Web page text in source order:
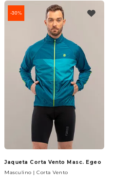
30%
Jaqueta Corta Vento Masc. Egeo
Masculino | Corta Vento